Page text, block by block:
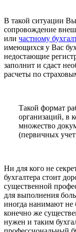
В такой ситуации Вы
сопровождение
или частному
имеющихся у Вас
недостающие
заполнит и сдаст
расчеты по
Такой формат
организаций, в
множество
(первичных
Ни для кого не
бухгалтера стоит
существенной
для выполнения
иногда нанимают не
конечно же
нужен и таким